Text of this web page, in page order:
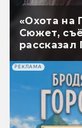
«Охота на
Сюжет,
рассказал
РЕКЛАМА